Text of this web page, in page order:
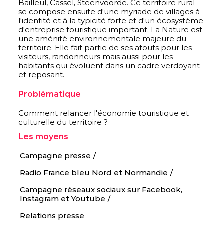
Bailleul, Cassel, Steenvoorde. Ce territoire rural
se compose ensuite d'une myriade de villages à
l'identité et à la typicité forte et d'un écosystème
d'entreprise touristique important. La Nature est
une aménité environnementale majeure du
territoire. Elle fait partie de ses atouts pour les
visiteurs, randonneurs mais aussi pour les
habitants qui évoluent dans un cadre verdoyant
et reposant.
Problématique
Comment relancer l'économie touristique et
culturelle du territoire ?
Les moyens
Campagne presse
Radio France bleu Nord et Normandie
Campagne réseaux sociaux sur Facebook,
Instagram et Youtube
Relations presse